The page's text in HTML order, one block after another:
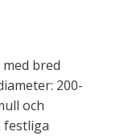
bred
200-
och
festliga